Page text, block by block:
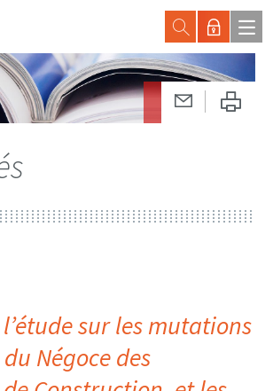
sur les mutations
Négoce des